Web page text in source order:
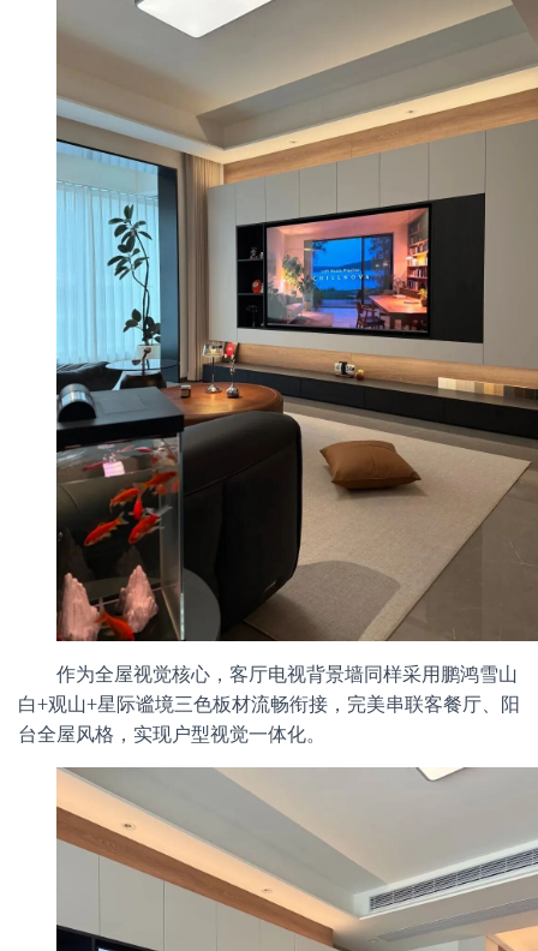
作为全屋视觉核心，客厅电视背景墙同样采用鹏鸿雪山
白+观山+星际谧境三色板材流畅衔接，完美串联客餐厅、阳
台全屋风格，实现户型视觉一体化。